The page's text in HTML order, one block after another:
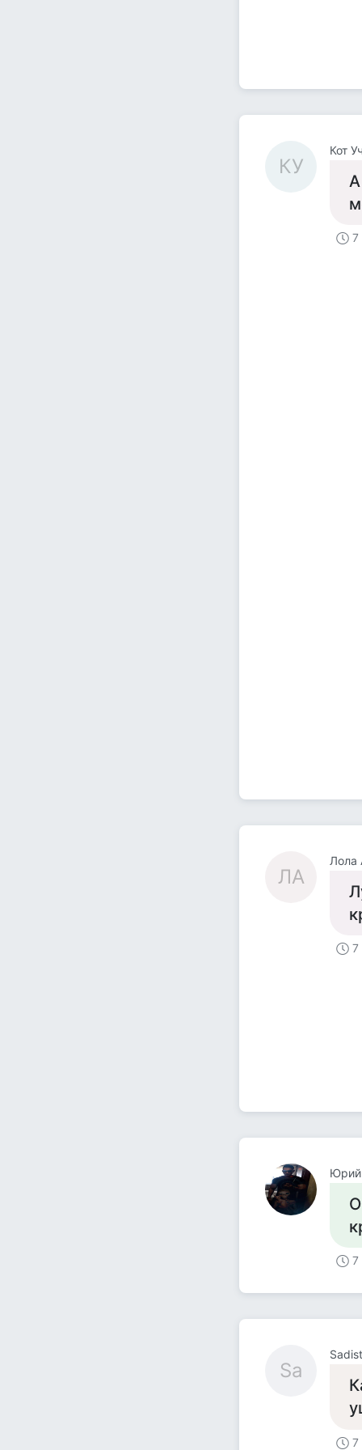
КУ
Кот
А
7
ЛА
Лола
7
Юрий
7
Sa
Sadist
7